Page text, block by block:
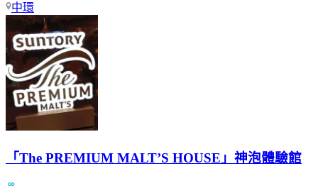
中環
「The PREMIUM MALT’S HOUSE」神泡體驗館